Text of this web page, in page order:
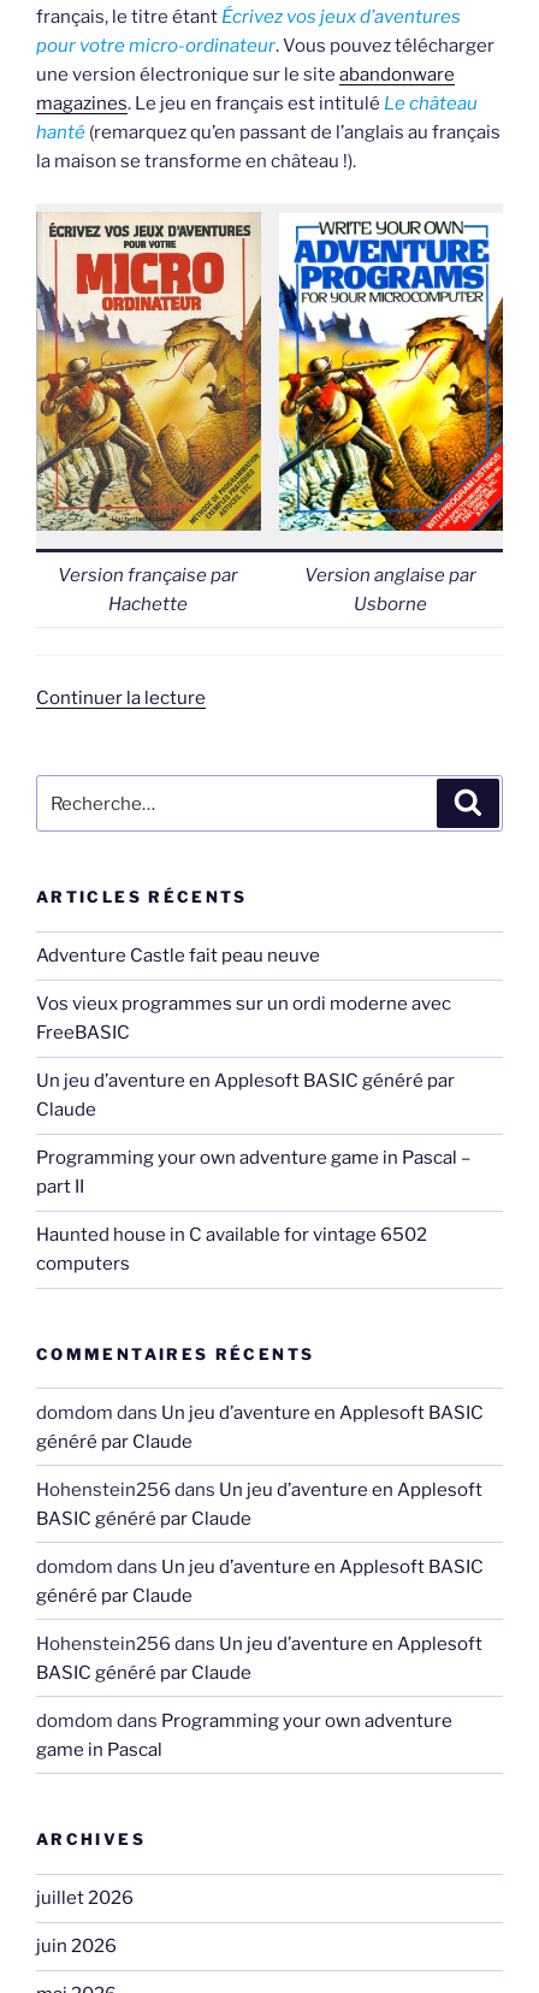
français, le titre étant Écrivez vos jeux d’aventures
pour votre micro-ordinateur. Vous pouvez télécharger
une version électronique sur le site abandonware
magazines. Le jeu en français est intitulé Le château
hanté (remarquez qu’en passant de l’anglais au français
la maison se transforme en château !).
Version française par
Hachette
Version anglaise par
Usborne
Continuer la lecture
le
pour
ARTICLES RÉCENTS
Adventure Castle fait peau neuve
Vos vieux programmes sur un ordi moderne avec
FreeBASIC
Un jeu d’aventure en Applesoft BASIC généré par
Claude
Programming your own adventure game in Pascal –
part II
Haunted house in C available for vintage 6502
computers
COMMENTAIRES RÉCENTS
domdom dans Un jeu d’aventure en Applesoft BASIC
généré par Claude
Hohenstein256 dans Un jeu d’aventure en Applesoft
BASIC généré par Claude
domdom dans Un jeu d’aventure en Applesoft BASIC
généré par Claude
Hohenstein256 dans Un jeu d’aventure en Applesoft
BASIC généré par Claude
domdom dans Programming your own adventure
game in Pascal
ARCHIVES
juillet 2026
juin 2026